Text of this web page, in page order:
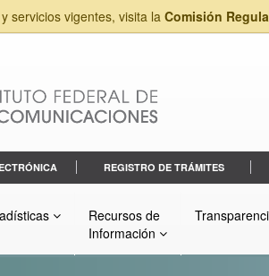
servicios vigentes, visita la Comisión
REGISTRO DE TRÁMITES
Recursos de
Información